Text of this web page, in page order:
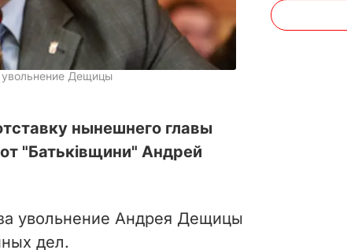
увольнение Дещицы
нынешнего главы
"Батьківщини" Андрей
увольнение Андрея Дещицы
дел.